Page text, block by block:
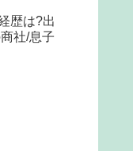
歴は?出
社/息子